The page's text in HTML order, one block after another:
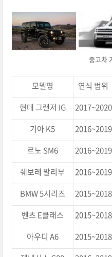
중고차
모델명 연식 범위
현대 그랜저 IG
2017~2020
기아 K5
2016~2019
르노 SM6
2016~2019
쉐보레 말리부
2016~2019
BMW 5시리즈
2015~2018
벤츠 E클래스
2015~2018
아우디 A6
2015~2018